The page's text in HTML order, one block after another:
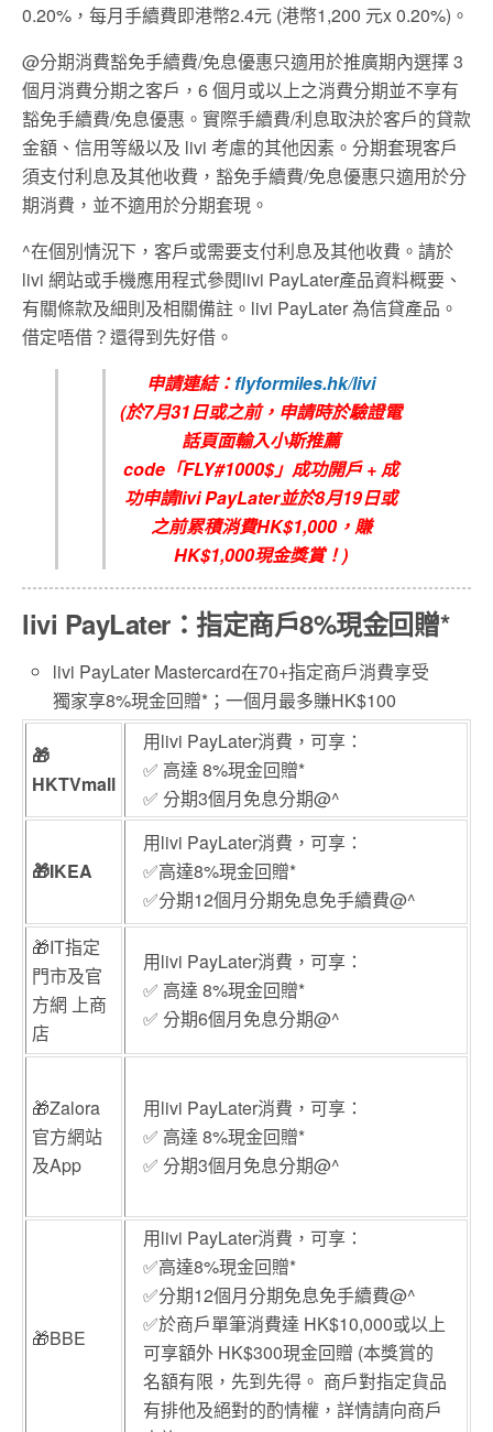
0.20%，每月手續費即港幣2.4元 (港幣1,200 元x 0.20%)。
@分期消費豁免手續費/免息優惠只適用於推廣期內選擇 3
個月消費分期之客戶，6 個月或以上之消費分期並不享有
豁免手續費/免息優惠。實際手續費/利息取決於客戶的貸款
金額、信用等級以及 livi 考慮的其他因素。分期套現客戶
須支付利息及其他收費，豁免手續費/免息優惠只適用於分
期消費，並不適用於分期套現。
^在個別情況下，客戶或需要支付利息及其他收費。請於
livi 網站或手機應用程式參閱livi PayLater產品資料概要、
有關條款及細則及相關備註。livi PayLater 為信貸產品。
借定唔借？還得到先好借。
申請連結：flyformiles.hk/livi
(於7月31日或之前，申請時於驗證電
話頁面輸入小斯推薦
code 「FLY#1000$」成功開戶+成
功申請livi PayLater並於8月19日或
之前累積消費HK$1,000，賺
HK$1,000現金獎賞！)
livi PayLater：指定商戶8%現金回贈*
livi PayLater Mastercard在70+指定商戶消費享受
獨家享8%現金回贈*；一個月最多賺HK$100
🎁
HKTVmall
用livi PayLater消費，可享：
✅ 高達 8%現金回贈*
✅ 分期3個月免息分期@^
🎁IKEA
用livi PayLater消費，可享：
✅高達8%現金回贈*
✅分期12個月分期免息免手續費@^
🎁IT指定
門市及官
方網 上商
店
用livi PayLater消費，可享：
✅ 高達 8%現金回贈*
✅ 分期6個月免息分期@^
🎁Zalora
官方網站
及App
用livi PayLater消費，可享：
✅ 高達 8%現金回贈*
✅ 分期3個月免息分期@^
🎁BBE
用livi PayLater消費，可享：
✅高達8%現金回贈*
✅分期12個月分期免息免手續費@^
✅於商戶單筆消費達 HK$10,000或以上
可享額外 HK$300現金回贈 (本獎賞的
名額有限，先到先得。 商戶對指定貨品
有排他及絕對的酌情權，詳情請向商戶